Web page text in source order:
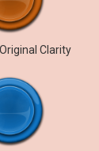
Clarity